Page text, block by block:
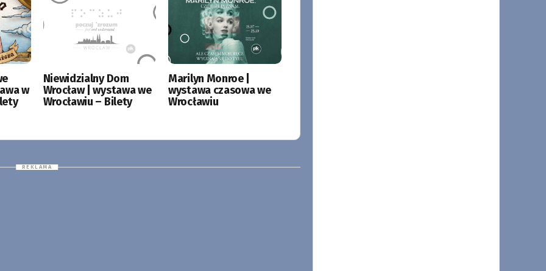
w
Niewidzialny Dom
Wrocław | wystawa we
Wrocławiu – Bilety
Marilyn Monroe |
wystawa czasowa we
Wrocławiu